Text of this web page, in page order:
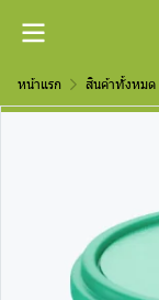
หน้าแรก สินค้าทั้งหมด